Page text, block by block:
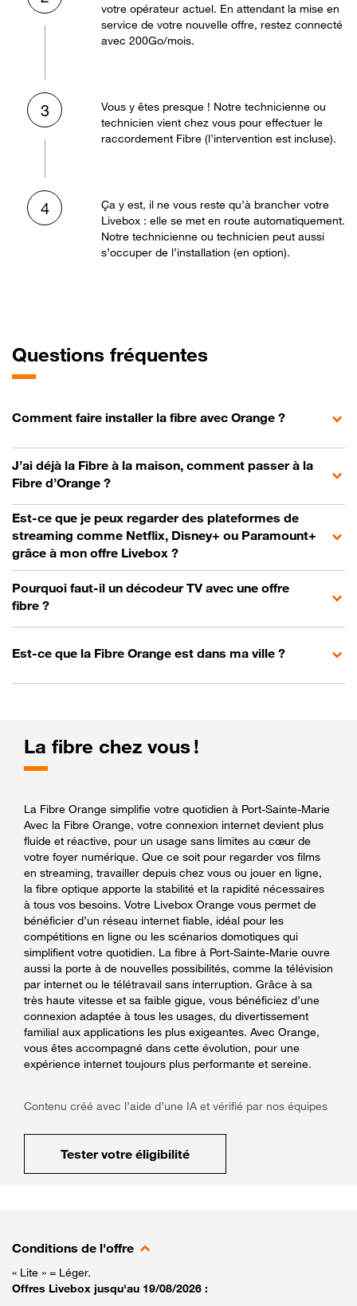
votre opérateur actuel. En attendant la mise en
service de votre nouvelle offre, restez connecté
avec 200Go/mois.
3
Vous y êtes presque ! Notre technicienne ou
technicien vient chez vous pour effectuer le
raccordement Fibre (l’intervention est incluse).
4
Ça y est, il ne vous reste qu’à brancher votre
Livebox : elle se met en route automatiquement.
Notre technicienne ou technicien peut aussi
s’occuper de l’installation (en option).
Questions fréquentes
Comment faire installer la fibre avec Orange ?
J’ai déjà la Fibre à la maison, comment passer à la
Fibre d’Orange ?
Est-ce que je peux regarder des plateformes de
streaming comme Netflix, Disney+ ou Paramount+
grâce à mon offre Livebox ?
Pourquoi faut-il un décodeur TV avec une offre
fibre ?
Est-ce que la Fibre Orange est dans ma ville ?
La fibre chez vous !
La Fibre Orange simplifie votre quotidien à Port-Sainte-Marie
Avec la Fibre Orange, votre connexion internet devient plus
fluide et réactive, pour un usage sans limites au cœur de
votre foyer numérique. Que ce soit pour regarder vos films
en streaming, travailler depuis chez vous ou jouer en ligne,
la fibre optique apporte la stabilité et la rapidité nécessaires
à tous vos besoins. Votre Livebox Orange vous permet de
bénéficier d’un réseau internet fiable, idéal pour les
compétitions en ligne ou les scénarios domotiques qui
simplifient votre quotidien. La fibre à Port-Sainte-Marie ouvre
aussi la porte à de nouvelles possibilités, comme la télévision
par internet ou le télétravail sans interruption. Grâce à sa
très haute vitesse et sa faible gigue, vous bénéficiez d’une
connexion adaptée à tous les usages, du divertissement
familial aux applications les plus exigeantes. Avec Orange,
vous êtes accompagné dans cette évolution, pour une
expérience internet toujours plus performante et sereine.
Contenu créé avec l’aide d’une IA et vérifié par nos équipes
Tester votre éligibilité
Conditions de l'offre
« Lite » = Léger.
Offres Livebox jusqu'au 19/08/2026 :